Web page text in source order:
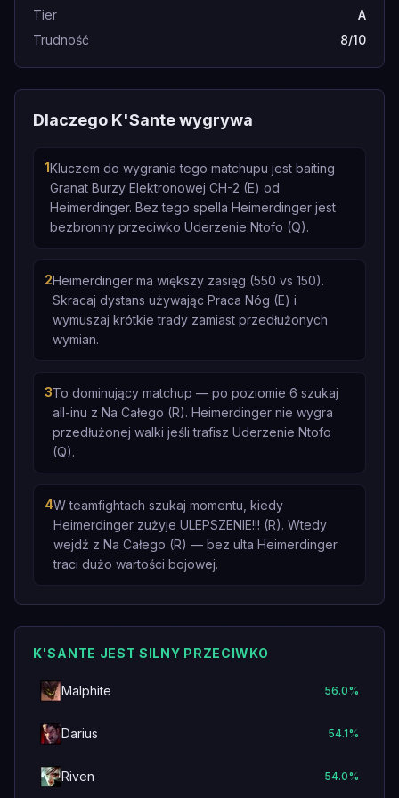
Tier
A
Trudność
8/10
Dlaczego K'Sante wygrywa
1Kluczem do wygrania tego matchupu jest baiting
Granat Burzy Elektronowej CH-2 (E) od
Heimerdinger. Bez tego spella Heimerdinger jest
bezbronny przeciwko Uderzenie Ntofo (Q).
2Heimerdinger ma większy zasięg (550 vs 150).
Skracaj dystans używając Praca Nóg (E) i
wymuszaj krótkie trady zamiast przedłużonych
wymian.
3To dominujący matchup — po poziomie 6 szukaj
all-inu z Na Całego (R). Heimerdinger nie wygra
przedłużonej walki jeśli trafisz Uderzenie Ntofo
(Q).
4W teamfightach szukaj momentu, kiedy
Heimerdinger zużyje ULEPSZENIE!!! (R). Wtedy
wejdź z Na Całego (R) — bez ulta Heimerdinger
traci dużo wartości bojowej.
K'SANTE JEST SILNY PRZECIWKO
Malphite 56.0%
Darius 54.1%
Riven 54.0%